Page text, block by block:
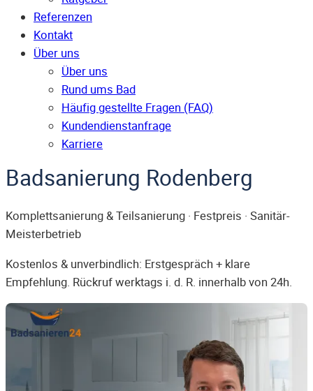
Referenzen
Kontakt
Über uns
Über uns
Rund ums Bad
Häufig gestellte Fragen (FAQ)
Kunden­dienst­anfrage
Karriere
Badsanierung Rodenberg
Komplettsanierung & Teilsanierung · Festpreis · Sanitär-
Meisterbetrieb
Kostenlos & unverbindlich: Erstgespräch + klare
Empfehlung. Rückruf werktags i. d. R. innerhalb von 24h.